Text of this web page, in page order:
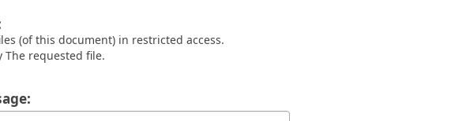
(of this document) in restricted access.
The requested file.